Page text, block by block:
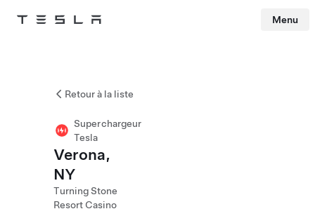
Tesla Menu
Retour à la liste
Superchargeur
Tesla
Verona,
NY
Turning Stone
Resort Casino